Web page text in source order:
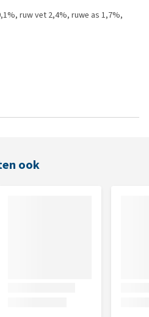
ruw vet 2,4%, ruwe as 1,7%,
ook